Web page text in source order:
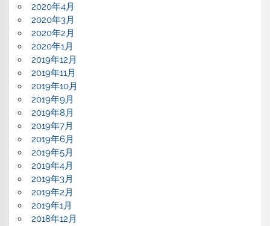
2020年4月
2020年3月
2020年2月
2020年1月
2019年12月
2019年11月
2019年10月
2019年9月
2019年8月
2019年7月
2019年6月
2019年5月
2019年4月
2019年3月
2019年2月
2019年1月
2018年12月